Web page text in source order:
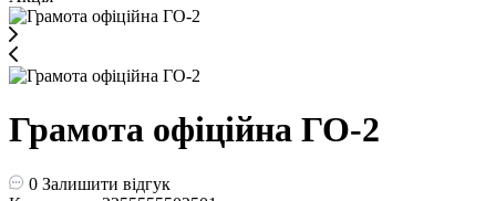
Грамота офіційна ГО-2
0 Залишити відгук